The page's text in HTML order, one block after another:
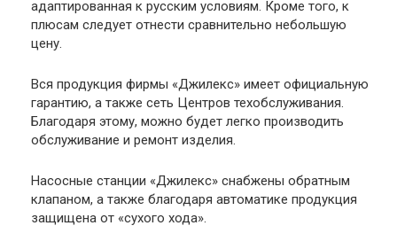
адаптированная к русским условиям. Кроме того, к
плюсам следует отнести сравнительно небольшую
цену.
Вся продукция фирмы «Джилекс» имеет официальную
гарантию, а также сеть Центров техобслуживания.
Благодаря этому, можно будет легко производить
обслуживание и ремонт изделия.
Насосные станции «Джилекс» снабжены обратным
клапаном, а также благодаря автоматике продукция
защищена от «сухого хода».